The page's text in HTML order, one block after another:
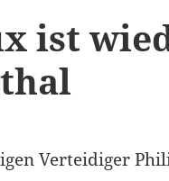
ist
Verteidiger